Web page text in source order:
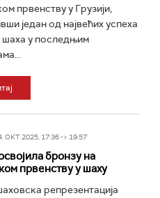
првенству у Грузији,
један од највећих успеха
шаха у последњим
ОКТ 2025, 17:36 -> 19:57
бронзу на
првенству у шаху
репрезентација